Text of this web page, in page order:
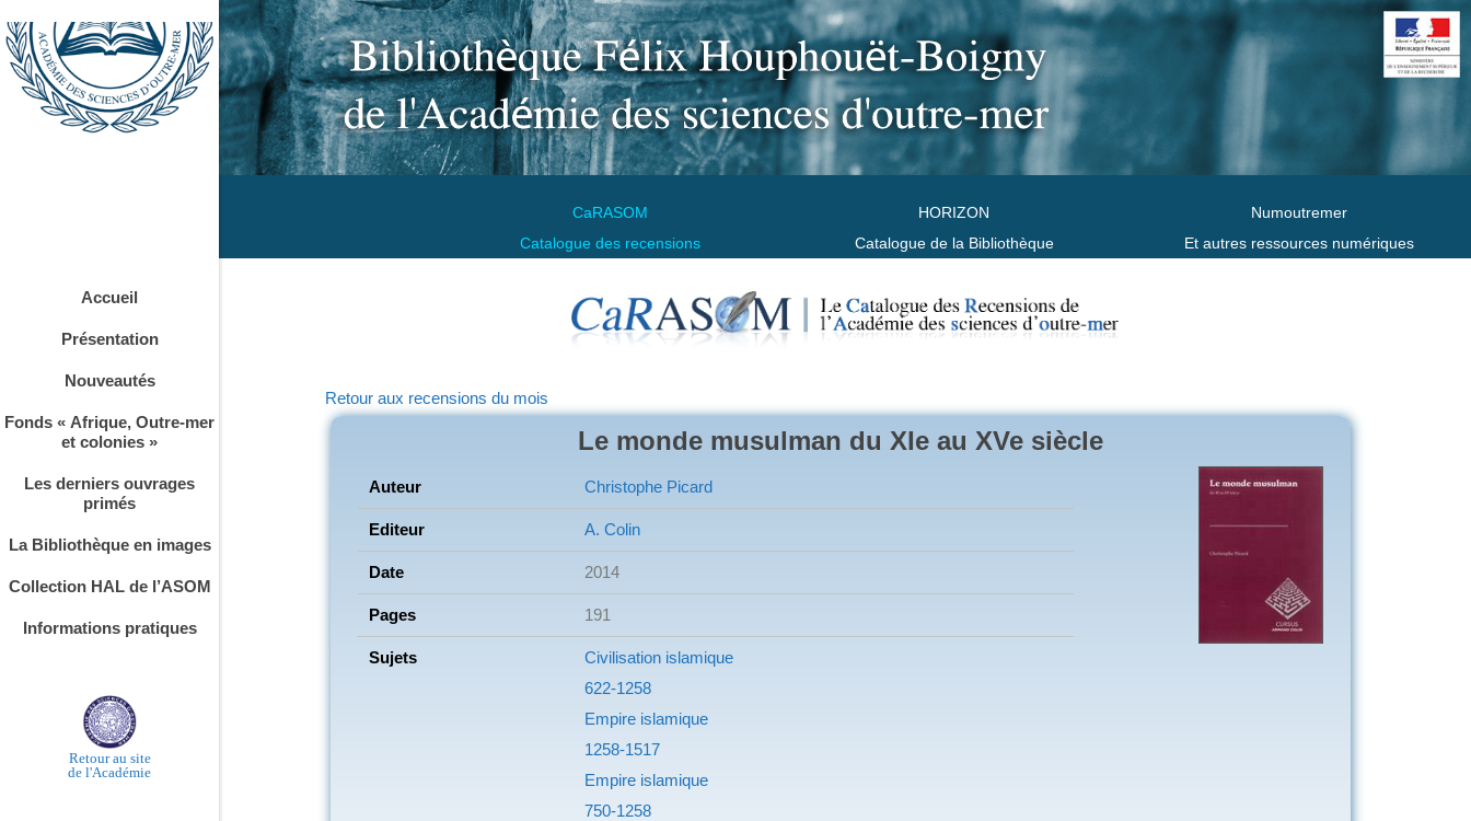
CaRASOM
Catalogue des recensions
HORIZON
Catalogue de la Bibliothèque
Numoutremer
Et autres ressources numériques
Accueil
Présentation
Nouveautés
Fonds « Afrique, Outre-mer
et colonies »
Les derniers ouvrages
primés
La Bibliothèque en images
Collection HAL de l’ASOM
Informations pratiques
Retour au site
de l'Académie
Retour aux recensions du mois
Le monde musulman du XIe au XVe siècle
Auteur Christophe Picard
Editeur A. Colin
Date 2014
Pages 191
Sujets
Civilisation islamique
622-1258
Empire islamique
1258-1517
Empire islamique
750-1258